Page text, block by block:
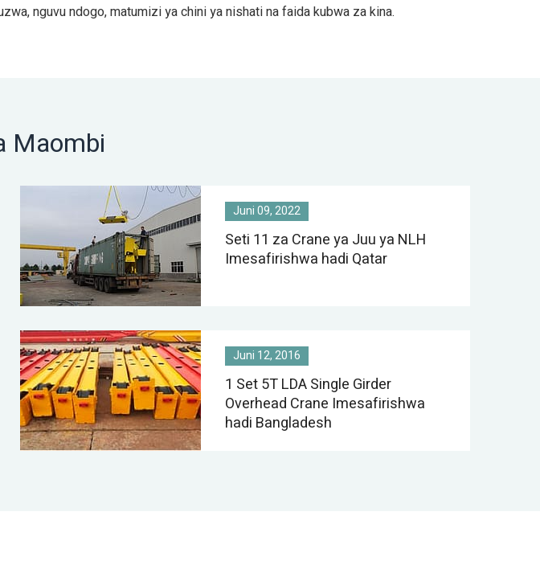
nguvu ndogo, matumizi ya chini ya nishati na faida kubwa za kina.
Maombi
Juni 09, 2022
Seti 11 za Crane ya Juu ya NLH
Imesafirishwa hadi Qatar
Juni 12, 2016
1 Set 5T LDA Single Girder
Overhead Crane Imesafirishwa
hadi Bangladesh